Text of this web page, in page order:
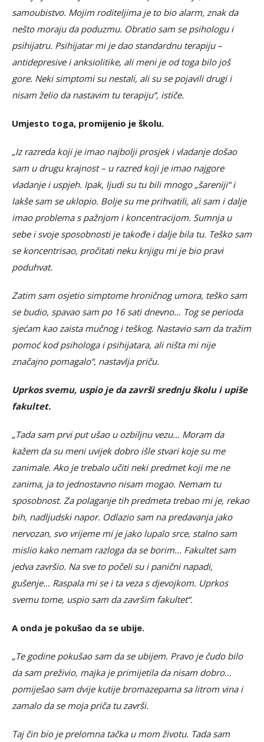
samoubistvo. Mojim roditeljima je to bio alarm, znak da
nešto moraju da poduzmu. Obratio sam se psihologu i
psihijatru. Psihijatar mi je dao standardnu terapiju –
antidepresive i anksiolitike, ali meni je od toga bilo još
gore. Neki simptomi su nestali, ali su se pojavili drugi i
nisam želio da nastavim tu terapiju“, ističe.
Umjesto toga, promijenio je školu.
„Iz razreda koji je imao najbolji prosjek i vladanje došao
sam u drugu krajnost – u razred koji je imao najgore
vladanje i uspjeh. Ipak, ljudi su tu bili mnogo „šareniji“ i
lakše sam se uklopio. Bolje su me prihvatili, ali sam i dalje
imao problema s pažnjom i koncentracijom. Sumnja u
sebe i svoje sposobnosti je takođe i dalje bila tu. Teško sam
se koncentrisao, pročitati neku knjigu mi je bio pravi
poduhvat.
Zatim sam osjetio simptome hroničnog umora, teško sam
se budio, spavao sam po 16 sati dnevno… Tog se perioda
sjećam kao zaista mučnog i teškog. Nastavio sam da tražim
pomoć kod psihologa i psihijatara, ali ništa mi nije
značajno pomagalo“, nastavlja priču.
Uprkos svemu, uspio je da završi srednju školu i upiše
fakultet.
„Tada sam prvi put ušao u ozbiljnu vezu… Moram da
kažem da su meni uvijek dobro išle stvari koje su me
zanimale. Ako je trebalo učiti neki predmet koji me ne
zanima, ja to jednostavno nisam mogao. Nemam tu
sposobnost. Za polaganje tih predmeta trebao mi je, rekao
bih, nadljudski napor. Odlazio sam na predavanja jako
nervozan, svo vrijeme mi je jako lupalo srce, stalno sam
mislio kako nemam razloga da se borim… Fakultet sam
jedva završio. Na sve to počeli su i panični napadi,
gušenje… Raspala mi se i ta veza s djevojkom. Uprkos
svemu tome, uspio sam da završim fakultet“.
A onda je pokušao da se ubije.
„Te godine pokušao sam da se ubijem. Pravo je čudo bilo
da sam preživio, majka je primijetila da nisam dobro…
pomiješao sam dvije kutije bromazepama sa litrom vina i
zamalo da se moja priča tu završi.
Taj čin bio je prelomna tačka u mom životu. Tada sam